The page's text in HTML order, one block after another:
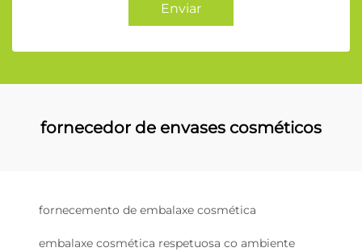
Enviar
fornecedor de envases cosméticos
fornecemento de embalaxe cosmética
embalaxe cosmética respetuosa co ambiente